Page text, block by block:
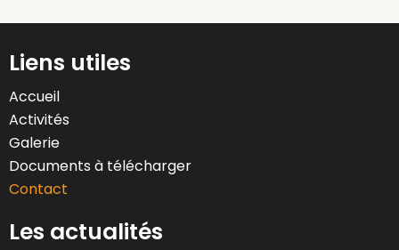
Liens utiles
Accueil
Activités
Galerie
Documents à télécharger
Contact
Les actualités